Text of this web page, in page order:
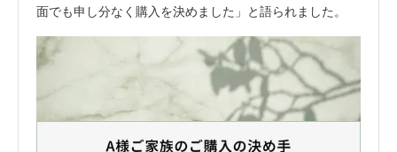
面でも申し分なく購入を決めました」と語られました。